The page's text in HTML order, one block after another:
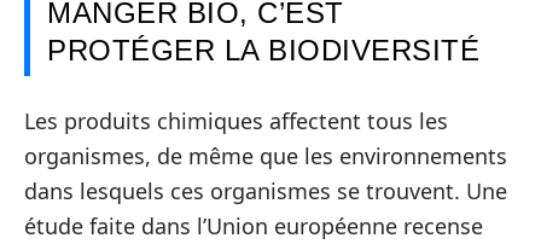
MANGER BIO, C’EST
PROTÉGER LA BIODIVERSITÉ
Les produits chimiques affectent tous les
organismes, de même que les environnements
dans lesquels ces organismes se trouvent. Une
étude faite dans l’Union européenne recense